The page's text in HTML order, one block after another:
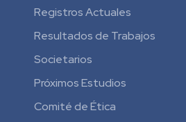
Registros Actuales
Resultados de Trabajos
Societarios
Próximos Estudios
Comité de Ética